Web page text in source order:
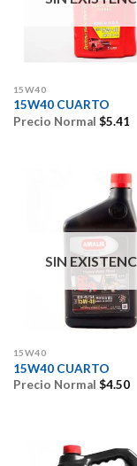
15W40
15W40 CUARTO
Precio Normal $5.41
SIN
15W40
15W40 CUARTO
Precio Normal $4.50